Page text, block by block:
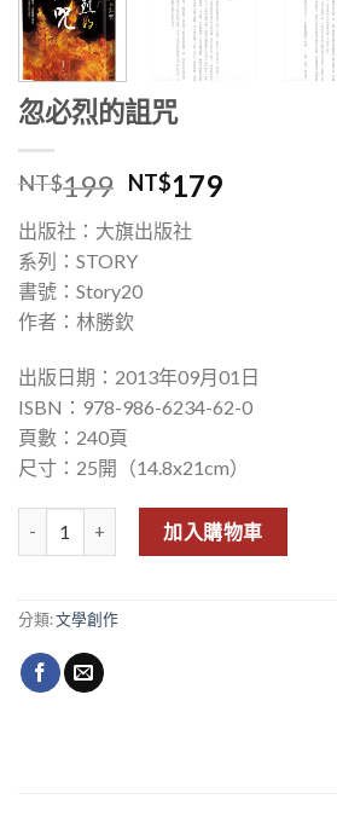
忽必烈的詛咒
NT$199 NT$179
出版社：大旗出版社
系列：STORY
書號：Story20
作者：林勝欽
出版日期：2013年09月01日
ISBN：978-986-6234-62-0
頁數：240頁
尺寸：25開（14.8x21cm）
忽必烈的詛咒 數量 加入購物車
分類:文學創作